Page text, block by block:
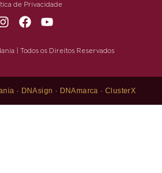
| Todos os Direitos Reservados
de Privacidade
· DNAsign · DNAmarca ·ClusterX